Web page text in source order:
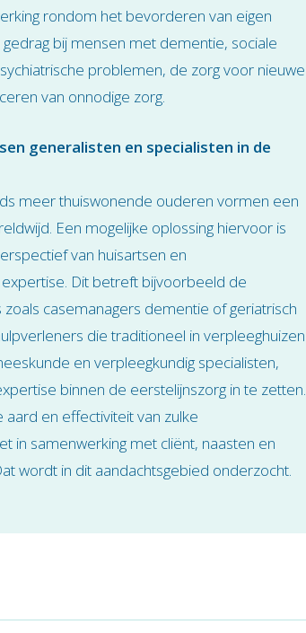
rondom het bevorderen van eigen
bij mensen met dementie, sociale
problemen, de zorg voor nieuwe
van onnodige zorg.
generalisten en specialisten in de
meer thuiswonende ouderen vormen een
Een mogelijke oplossing hiervoor is
van huisartsen en
Dit betreft bijvoorbeeld de
casemanagers dementie of geriatrisch
die traditioneel in verpleeghuizen
en verpleegkundig specialisten,
binnen de eerstelijnszorg in te zetten.
en effectiviteit van zulke
in samenwerking met cliënt, naasten en
wordt in dit aandachtsgebied onderzocht.